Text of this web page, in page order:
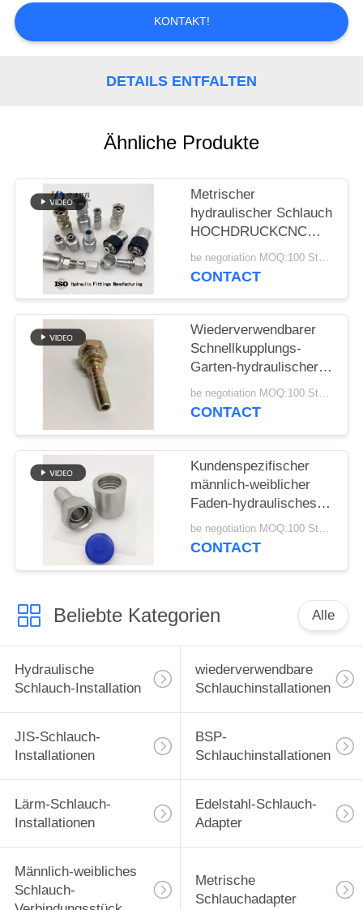
FORDERN
PRIVACY
POLICY
KONTAKT!
DETAILS ENTFALTEN
Ähnliche Produkte
Metrischer
hydraulischer Schlauch
HOCHDRUCKCNC
verzinkt
be negotiation MOQ:100 Stücke
CONTACT
Wiederverwendbarer
Schnellkupplungs-
Garten-hydraulischer
Schlauch-Installations-
Edelstahl
be negotiation MOQ:100 Stücke
CONTACT
Kundenspezifischer
männlich-weiblicher
Faden-hydraulisches
Schlauch-Installations-
heißes geschmiedet
be negotiation MOQ:100 Stücke
CONTACT
Beliebte Kategorien Alle
Hydraulische
Schlauch-Installation
wiederverwendbare
Schlauchinstallationen
JIS-Schlauch-
Installationen
BSP-
Schlauchinstallationen
Lärm-Schlauch-
Installationen
Edelstahl-Schlauch-
Adapter
Männlich-weibliches
Schlauch-
Metrische
Schlauchadapter